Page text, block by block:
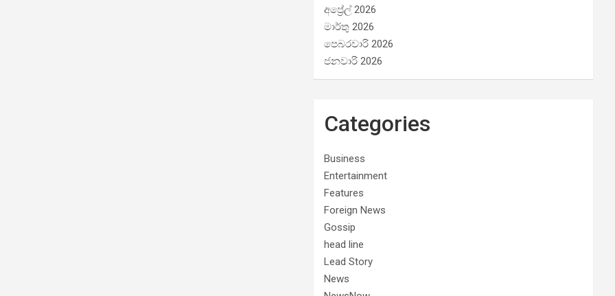
අප්‍රේල් 2026
මාර්තු 2026
පෙබරවාරි 2026
ජනවාරි 2026
Categories
Business
Entertainment
Features
Foreign News
Gossip
head line
Lead Story
News